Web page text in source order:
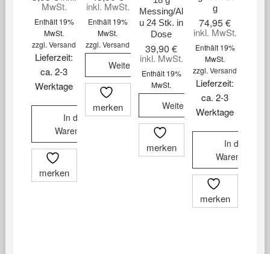
MwSt.
Enthält 19%
MwSt.
zzgl.Versand
Lieferzeit:
ca. 2-3
Werktage
In den
Warenkorb
merken
inkl. MwSt.
Enthält 19%
MwSt.
zzgl.Versand
Weiterlesen
merken
Messing/Al
u 24 Stk. in
Dose
39,90€
inkl. MwSt.
Enthält 19%
MwSt.
Weiterlesen
merken
g
74,95€
inkl. MwSt.
Enthält 19%
MwSt.
zzgl.Versand
Lieferzeit:
ca. 2-3
Werktage
In den
Warenkorb
merken